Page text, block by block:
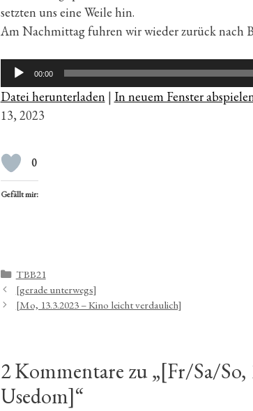
setzten uns eine Weile hin.
Am Nachmittag fuhren wir wieder zurück nach
Audio-
Player
00:00
Datei herunterladen| In neuem Fenster
13, 2023
0
Gefällt mir:
Kategorien
TBB21
[gerade unterwegs]
[Mo, 13.3.2023 – Kino leicht verdaulich]
2 Kommentare zu „[Fr/Sa/So,
Usedom]“